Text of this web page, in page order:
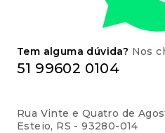
Tem alguma dúvida? Nos
51 99602 0104
Rua Vinte e Quatro de
Esteio, RS - 93280-014